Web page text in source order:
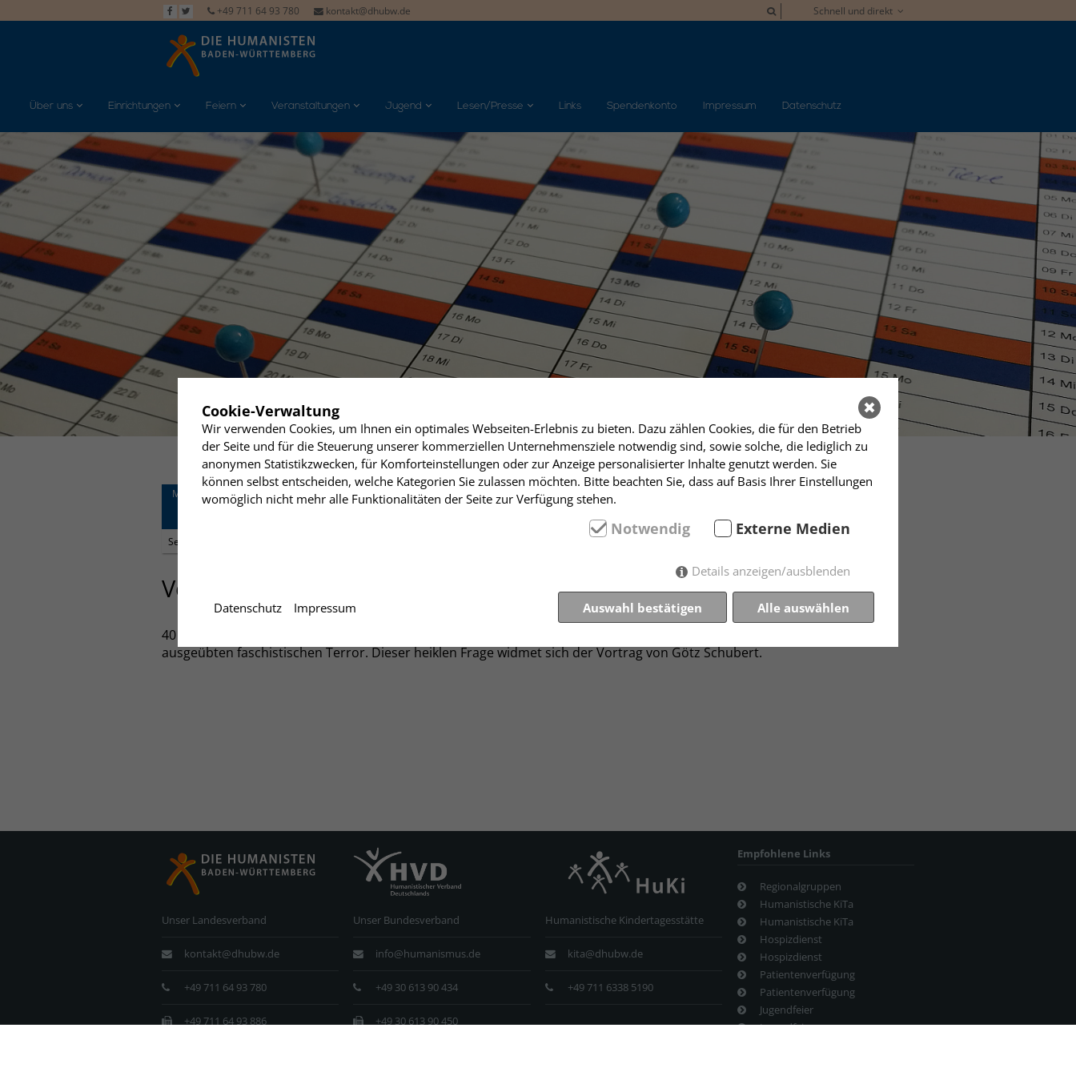
+49 711 64 93 780 kontakt@dhubw.de Schnell und direkt
Über uns Einrichtungen Feiern Veranstaltungen Jugend Lesen/Presse Links Spendenkonto Impressum Datenschutz
Mittwoch
September
19:00 Uhr
Vortrag: Der NSU-Komplex.
40 V-Leute des Verfassungsschutzes wirkten im Umkreis der NSU - wieviel Staat steckte also in dem von dieser Gruppe
ausgeübten faschistischen Terror. Dieser heiklen Frage widmet sich der Vortrag von Götz Schubert.
Unser Landesverband
kontakt@dhubw.de
+49 711 64 93 780
+49 711 64 93 886
Unser Bundesverband
info@humanismus.de
+49 30 613 90 434
+49 30 613 90 450
Humanistische Kindertagesstätte
kita@dhubw.de
+49 711 6338 5190
Empfohlene Links
Regionalgruppen
Humanistische KiTa
Humanistische KiTa
Hospizdienst
Hospizdienst
Patientenverfügung
Patientenverfügung
Jugendfeier
Jugendfeier
Cookie-Verwaltung
Wir verwenden Cookies, um Ihnen ein optimales Webseiten-Erlebnis zu bieten. Dazu zählen Cookies, die für den Betrieb
der Seite und für die Steuerung unserer kommerziellen Unternehmensziele notwendig sind, sowie solche, die lediglich zu
anonymen Statistikzwecken, für Komforteinstellungen oder zur Anzeige personalisierter Inhalte genutzt werden. Sie
können selbst entscheiden, welche Kategorien Sie zulassen möchten. Bitte beachten Sie, dass auf Basis Ihrer Einstellungen
womöglich nicht mehr alle Funktionalitäten der Seite zur Verfügung stehen.
Notwendig Externe Medien
Details anzeigen/ausblenden
Auswahl bestätigen Alle auswählen
Datenschutz Impressum